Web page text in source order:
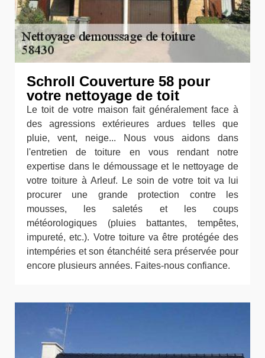
Schroll Couverture 58 pour
votre nettoyage de toit
Le toit de votre maison fait généralement face à
des agressions extérieures ardues telles que
pluie, vent, neige... Nous vous aidons dans
l'entretien de toiture en vous rendant notre
expertise dans le démoussage et le nettoyage de
votre toiture à Arleuf. Le soin de votre toit va lui
procurer une grande protection contre les
mousses, les saletés et les coups
météorologiques (pluies battantes, tempêtes,
impureté, etc.). Votre toiture va être protégée des
intempéries et son étanchéité sera préservée pour
encore plusieurs années. Faites-nous confiance.